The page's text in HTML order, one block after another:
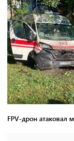
FPV-дрон